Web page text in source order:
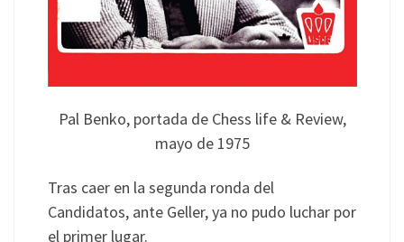
Pal Benko, portada de Chess life & Review,
mayo de 1975
Tras caer en la segunda ronda del
Candidatos, ante Geller, ya no pudo luchar por
el primer lugar.